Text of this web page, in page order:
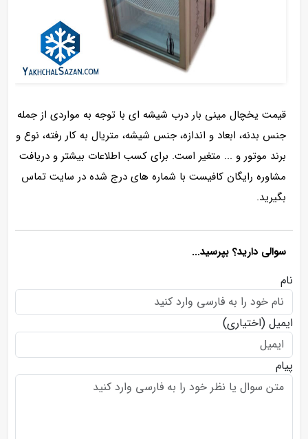
قیمت یخچال مینی بار درب شیشه ای با توجه به مواردی از جمله
جنس بدنه، ابعاد و اندازه، جنس شیشه، متریال به کار رفته، نوع و
برند موتور و ... متغیر است. برای کسب اطلاعات بیشتر و دریافت
مشاوره رایگان کافیست با شماره های درج شده در سایت تماس
بگیرید.
سوالی دارید؟ بپرسید...
نام
ایمیل (اختیاری)
پیام